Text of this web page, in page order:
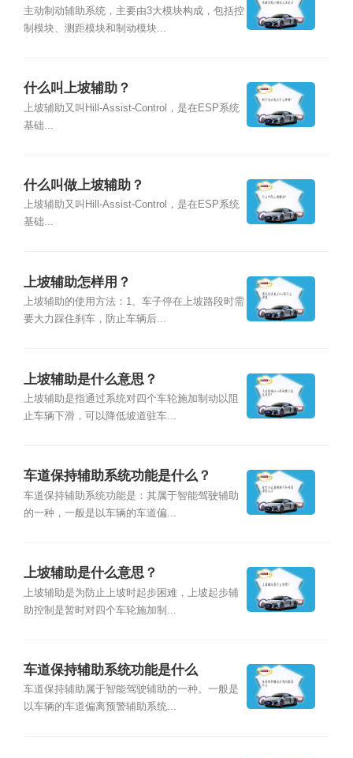
么意思？
主动制动辅助系统，主要由3大模块构成，包括控
制模块、测距模块和制动模块...
什么叫上坡辅助？
上坡辅助又叫Hill-Assist-Control，是在ESP系统
基础...
什么叫做上坡辅助？
上坡辅助又叫Hill-Assist-Control，是在ESP系统
基础...
上坡辅助怎样用？
上坡辅助的使用方法：1、车子停在上坡路段时需
要大力踩住刹车，防止车辆后...
上坡辅助是什么意思？
上坡辅助是指通过系统对四个车轮施加制动以阻
止车辆下滑，可以降低坡道驻车...
车道保持辅助系统功能是什么？
车道保持辅助系统功能是：其属于智能驾驶辅助
的一种，一般是以车辆的车道偏...
上坡辅助是什么意思？
上坡辅助是为防止上坡时起步困难，上坡起步辅
助控制是暂时对四个车轮施加制...
车道保持辅助系统功能是什么
车道保持辅助属于智能驾驶辅助的一种。一般是
以车辆的车道偏离预警辅助系统...